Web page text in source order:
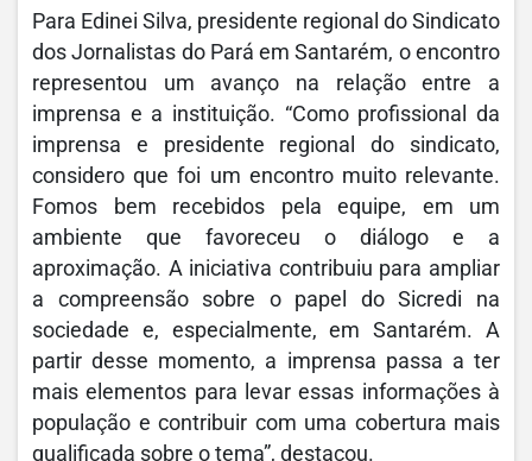
Para Edinei Silva, presidente regional do Sindicato
dos Jornalistas do Pará em Santarém, o encontro
representou um avanço na relação entre a
imprensa e a instituição. “Como profissional da
imprensa e presidente regional do sindicato,
considero que foi um encontro muito relevante.
Fomos bem recebidos pela equipe, em um
ambiente que favoreceu o diálogo e a
aproximação. A iniciativa contribuiu para ampliar
a compreensão sobre o papel do Sicredi na
sociedade e, especialmente, em Santarém. A
partir desse momento, a imprensa passa a ter
mais elementos para levar essas informações à
população e contribuir com uma cobertura mais
qualificada sobre o tema”, destacou.